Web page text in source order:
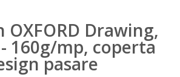
OXFORD Drawing,
160g/mp, coperta
pasare